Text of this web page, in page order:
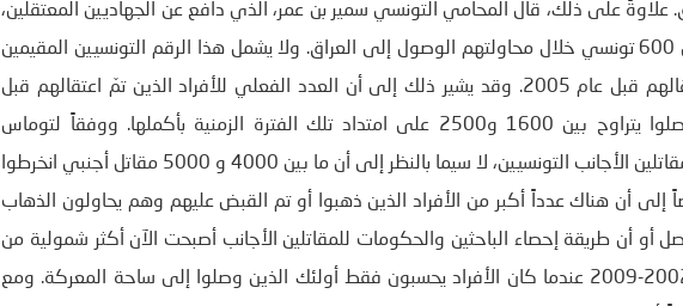
علاوةً على ذلك، قال المحامي التونسي سمير بن عمر، الذي دافع عن الجهاديين المعتقلين،
إنه في الفترة 2005-2007، تمّ اعتقال 600 تونسي خلال محاولتهم الوصول إلى العراق. ولا يشمل هذا الرقم التونسيين المقيمين
خارج تونس أو أولئك الذين لم يتمّ اعتقالهم قبل عام 2005. وقد يشير ذلك إلى أن العدد الفعلي للأفراد الذين تمّ اعتقالهم قبل
وصولهم إلى العراق وأولئك الذين وصلوا يتراوح بين 1600 و2500 على امتداد تلك الفترة الزمنية بأكملها. ووفقاً لتوماس
هيغهامر، تدل هذه الأرقام على حجم المقاتلين الأجانب التونسيين، لا سيما بالنظر إلى أن ما بين 4000 و 5000 مقاتل أجنبي انخرطوا
إلى أن هناك عدداً أكبر من الأفراد الذين ذهبوا أو تم القبض عليهم وهم يحاولون الذهاب
أو أن طريقة إحصاء الباحثين والحكومات للمقاتلين الأجانب أصبحت الآن أكثر شمولية من
ربما الفهم الأكثر محدودية من الفترة 2002-2009 عندما كان الأفراد يحسبون فقط أولئك الذين وصلوا إلى ساحة المعركة. ومع